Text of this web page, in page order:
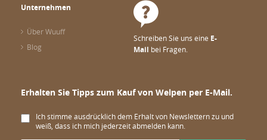
Unternehmen
Über Wuuff
Blog
Schreiben Sie uns eine E-
Mail bei Fragen.
Erhalten Sie Tipps zum Kauf von Welpen per E-Mail.
Ich stimme ausdrücklich dem Erhalt von Newslettern zu und
weiß, dass ich mich jederzeit abmelden kann.